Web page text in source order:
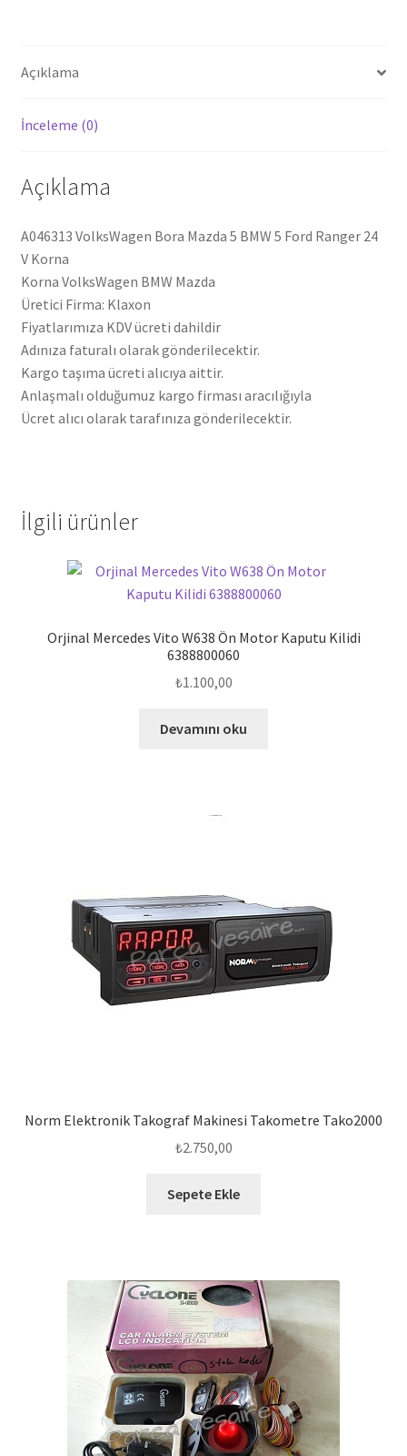
A046313
Açıklama
İnceleme (0)
Açıklama
A046313 VolksWagen Bora Mazda 5 BMW 5 Ford Ranger 24
V Korna
Korna VolksWagen BMW Mazda
Üretici Firma: Klaxon
Fiyatlarımıza KDV ücreti dahildir
Adınıza faturalı olarak gönderilecektir.
Kargo taşıma ücreti alıcıya aittir.
Anlaşmalı olduğumuz kargo firması aracılığıyla
Ücret alıcı olarak tarafınıza gönderilecektir.
İlgili ürünler
Orjinal Mercedes Vito W638 Ön Motor Kaputu Kilidi
6388800060
₺1.100,00
Devamını oku
Norm Elektronik Takograf Makinesi Takometre Tako2000
₺2.750,00
Sepete Ekle